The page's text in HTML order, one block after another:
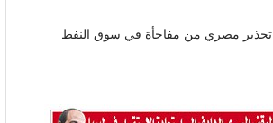
تحذير مصري من مفاجأة في سوق النفط